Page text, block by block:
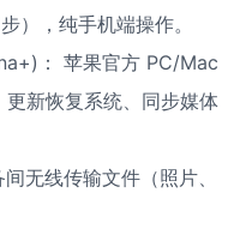
），纯手机端操作。
： 苹果官方 PC/Mac
新恢复系统、同步媒体
无线传输文件（照片、